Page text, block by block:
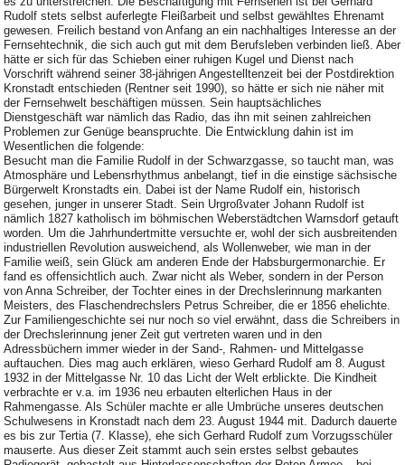
Rudolf stets selbst auferlegte Fleißarbeit und selbst gewähltes Ehrenamt
gewesen. Freilich bestand von Anfang an ein nachhaltiges Interesse an der
Fernsehtechnik, die sich auch gut mit dem Berufsleben verbinden ließ. Aber
hätte er sich für das Schieben einer ruhigen Kugel und Dienst nach
Vorschrift während seiner 38-jährigen Angestelltenzeit bei der Postdirektion
Kronstadt entschieden (Rentner seit 1990), so hätte er sich nie näher mit
der Fernsehwelt beschäftigen müssen. Sein hauptsächliches
Dienstgeschäft war nämlich das Radio, das ihn mit seinen zahlreichen
Problemen zur Genüge beanspruchte. Die Entwicklung dahin ist im
Wesentlichen die folgende:
Besucht man die Familie Rudolf in der Schwarzgasse, so taucht man, was
Atmosphäre und Lebensrhythmus anbelangt, tief in die einstige sächsische
Bürgerwelt Kronstadts ein. Dabei ist der Name Rudolf ein, historisch
gesehen, junger in unserer Stadt. Sein Urgroßvater Johann Rudolf ist
nämlich 1827 katholisch im böhmischen Weberstädtchen Warnsdorf getauft
worden. Um die Jahrhundertmitte versuchte er, wohl der sich ausbreitenden
industriellen Revolution ausweichend, als Wollenweber, wie man in der
Familie weiß, sein Glück am anderen Ende der Habsburgermonarchie. Er
fand es offensichtlich auch. Zwar nicht als Weber, sondern in der Person
von Anna Schreiber, der Tochter eines in der Drechslerinnung markanten
Meisters, des Flaschendrechslers Petrus Schreiber, die er 1856 ehelichte.
Zur Familiengeschichte sei nur noch so viel erwähnt, dass die Schreibers in
der Drechslerinnung jener Zeit gut vertreten waren und in den
Adressbüchern immer wieder in der Sand-, Rahmen- und Mittelgasse
auftauchen. Dies mag auch erklären, wieso Gerhard Rudolf am 8. August
1932 in der Mittelgasse Nr. 10 das Licht der Welt erblickte. Die Kindheit
verbrachte er v.a. im 1936 neu erbauten elterlichen Haus in der
Rahmengasse. Als Schüler machte er alle Umbrüche unseres deutschen
Schulwesens in Kronstadt nach dem 23. August 1944 mit. Dadurch dauerte
es bis zur Tertia (7. Klasse), ehe sich Gerhard Rudolf zum Vorzugsschüler
mauserte. Aus dieser Zeit stammt auch sein erstes selbst gebautes